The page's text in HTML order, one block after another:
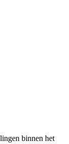
binnen het